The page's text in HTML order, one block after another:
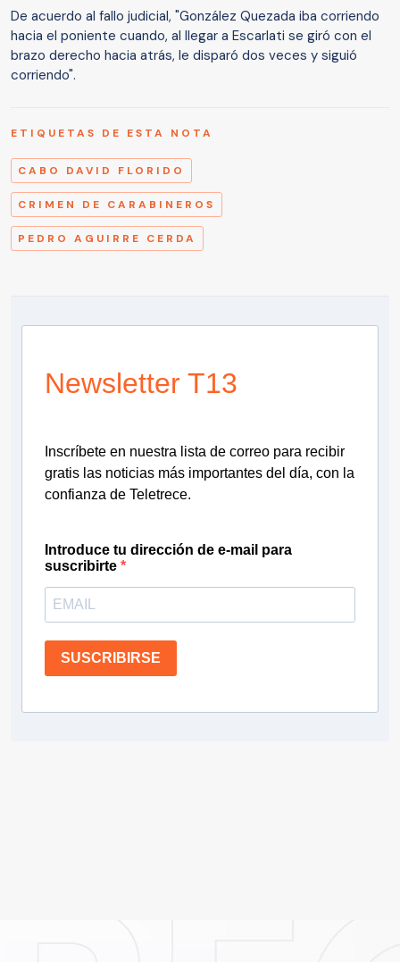
De acuerdo al fallo judicial, "González Quezada iba corriendo
hacia el poniente cuando, al llegar a Escarlati se giró con el
brazo derecho hacia atrás, le disparó dos veces y siguió
corriendo".
ETIQUETAS DE ESTA NOTA
CABO DAVID FLORIDO
CRIMEN DE CARABINEROS
PEDRO AGUIRRE CERDA
Newsletter T13
Inscríbete en nuestra lista de correo para recibir
gratis las noticias más importantes del día, con la
confianza de Teletrece.
Introduce tu dirección de e-mail para
suscribirte
SUSCRIBIRSE